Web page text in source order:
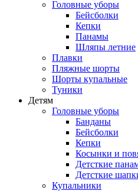
Головные уборы
Бейсболки
Кепки
Панамы
Шляпы летние
Плавки
Пляжные шорты
Шорты купальные
Туники
Детям
Головные уборы
Банданы
Бейсболки
Кепки
Косынки и
Детсткие
Детсткие
Купальники